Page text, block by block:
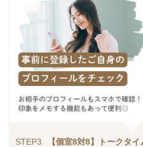
STEP3 【個室8対8】トークタイ